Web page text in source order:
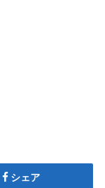
シェア